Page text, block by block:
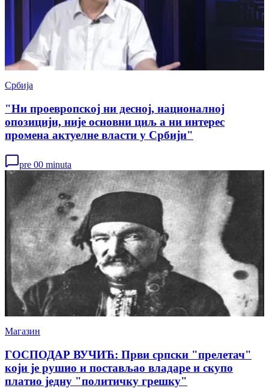
Србија
"Ни проевропској ни десној, националној
опозицији, није основни циљ а ни интерес
промена актуелне власти у Србији"
pre 00 minuta
Магазин
ГОСПОДАР ВУЧИЋ: Први српски "прелетач"
који је рушио и постављао владаре и скупо
платио једну "политичку грешку"